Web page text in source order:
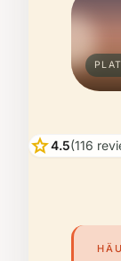
star4.5(116